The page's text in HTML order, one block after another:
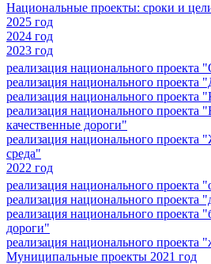
Национальные проекты: сроки и
2025 год
2024 год
2023 год
реализация национального проекта
реализация национального проекта
реализация национального проекта
реализация национального проекта
качественные дороги"
реализация национального проекта
среда"
2022 год
реализация национального проекта
реализация национального проекта
реализация национального проекта
дороги"
реализация национального проекта
Муниципальные проекты 2021 год